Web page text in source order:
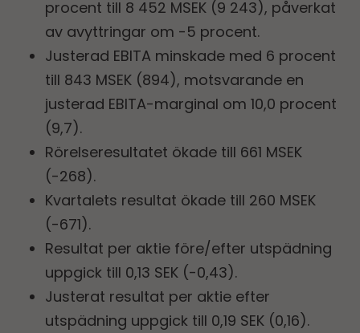
procent till 8 452 MSEK (9 243), påverkat
av avyttringar om -5 procent.
Justerad EBITA minskade med 6 procent
till 843 MSEK (894), motsvarande en
justerad EBITA-marginal om 10,0 procent
(9,7).
Rörelseresultatet ökade till 661 MSEK
(-268).
Kvartalets resultat ökade till 260 MSEK
(-671).
Resultat per aktie före/efter utspädning
uppgick till 0,13 SEK (-0,43).
Justerat resultat per aktie efter
utspädning uppgick till 0,19 SEK (0,16).